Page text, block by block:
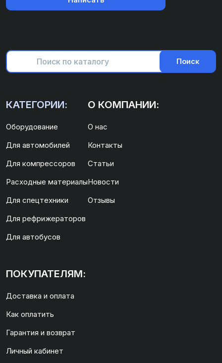
Поиск
КАТЕГОРИИ:
Оборудование
Для автомобилей
Для компрессоров
Расходные материалы
Для спецтехники
Для рефрижераторов
Для автобусов
О КОМПАНИИ:
О нас
Контакты
Статьи
Новости
Отзывы
ПОКУПАТЕЛЯМ:
Доставка и оплата
Как оплатить
Гарантия и возврат
Личный кабинет